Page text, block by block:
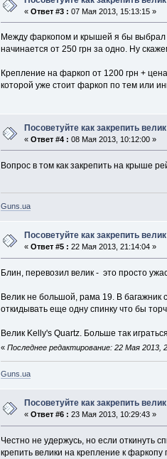
« Ответ #3 : 07 Мая 2013, 15:13:15 »
Между фаркопом и крышей я бы выбрал
начинается от 250 грн за одно. Ну
Крепление на фаркоп от 1200 грн +
которой уже стоит фаркоп по тем или
Посоветуйте как закрепить велик
« Ответ #4 : 08 Мая 2013, 10:12:00 »
Вопрос в том как закрепить на крыше
Guns.ua
Посоветуйте как закрепить велик
« Ответ #5 : 22 Мая 2013, 21:14:04 »
Блин, перевозил велик - это просто
Велик не большой, рама 19. В
откидывать еще одну спинку что бы
Велик Kelly's Quartz. Больше так
«Последнее редактирование: 22 Мая 2013,
Guns.ua
Посоветуйте как закрепить велик
« Ответ #6 : 23 Мая 2013, 10:29:43 »
Честно не удержусь, но если
крепить велики на крепление к